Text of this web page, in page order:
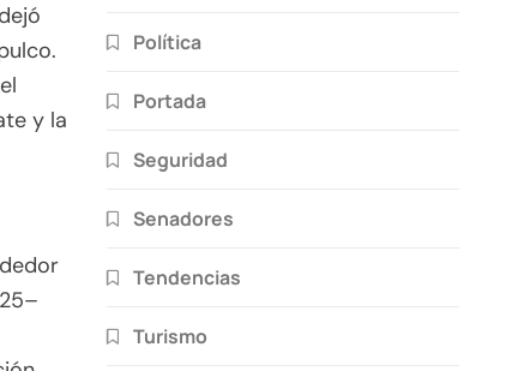
y la
Política
Portada
Seguridad
Senadores
Tendencias
Turismo